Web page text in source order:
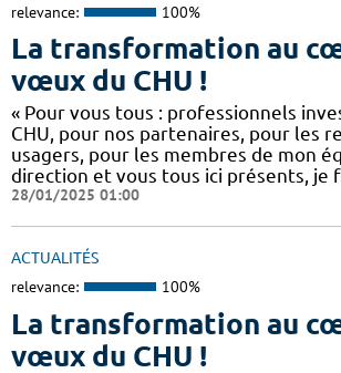
relevance: 100%
La transformation au
vœux du CHU !
« Pour vous tous : professionnels
CHU, pour nos partenaires, pour les
usagers, pour les membres de mon
direction et vous tous ici présents, je
28/01/2025 01:00
ACTUALITÉS
relevance: 100%
La transformation au
vœux du CHU !